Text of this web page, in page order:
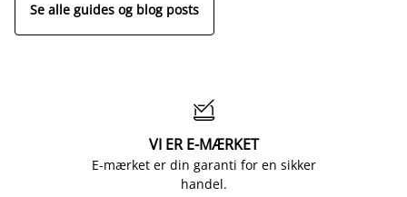
Se alle guides og blog posts

VI ER E-MÆRKET
E-mærket er din garanti for en sikker
handel.